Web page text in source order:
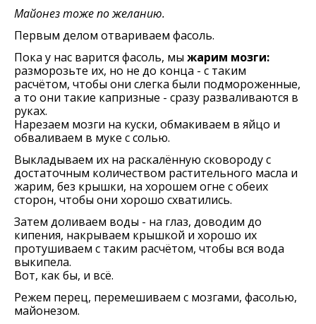
Майонез тоже по желанию.
Первым делом отвариваем фасоль.
Пока у нас варится фасоль, мы жарим мозги:
разморозьте их, но не до конца - с таким
расчётом, чтобы они слегка были подмороженные,
а то они такие капризные - сразу разваливаются в
руках.
Нарезаем мозги на куски, обмакиваем в яйцо и
обваливаем в муке с солью.
Выкладываем их на раскалённую сковороду с
достаточным количеством растительного масла и
жарим, без крышки, на хорошем огне с обеих
сторон, чтобы они хорошо схватились.
Затем доливаем воды - на глаз, доводим до
кипения, накрываем крышкой и хорошо их
протушиваем с таким расчётом, чтобы вся вода
выкипела.
Вот, как бы, и всё.
Режем перец, перемешиваем с мозгами, фасолью,
майонезом.